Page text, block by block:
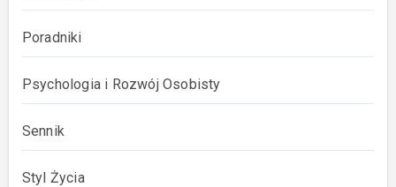
Poradniki
Psychologia i Rozwój Osobisty
Sennik
Styl Życia